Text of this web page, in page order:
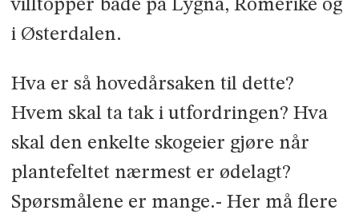
villtopper både på Lygna, Romerike og
i Østerdalen.
Hva er så hovedårsaken til dette?
Hvem skal ta tak i utfordringen? Hva
skal den enkelte skogeier gjøre når
plantefeltet nærmest er ødelagt?
Spørsmålene er mange.- Her må flere